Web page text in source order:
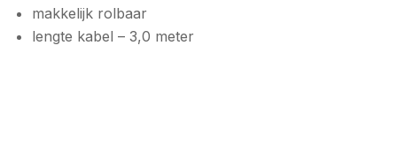
makkelijk rolbaar
lengte kabel – 3,0 meter